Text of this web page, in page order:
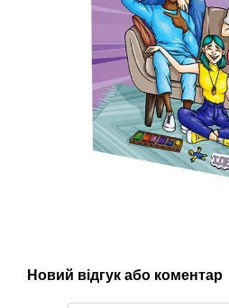
Новий відгук або коментар